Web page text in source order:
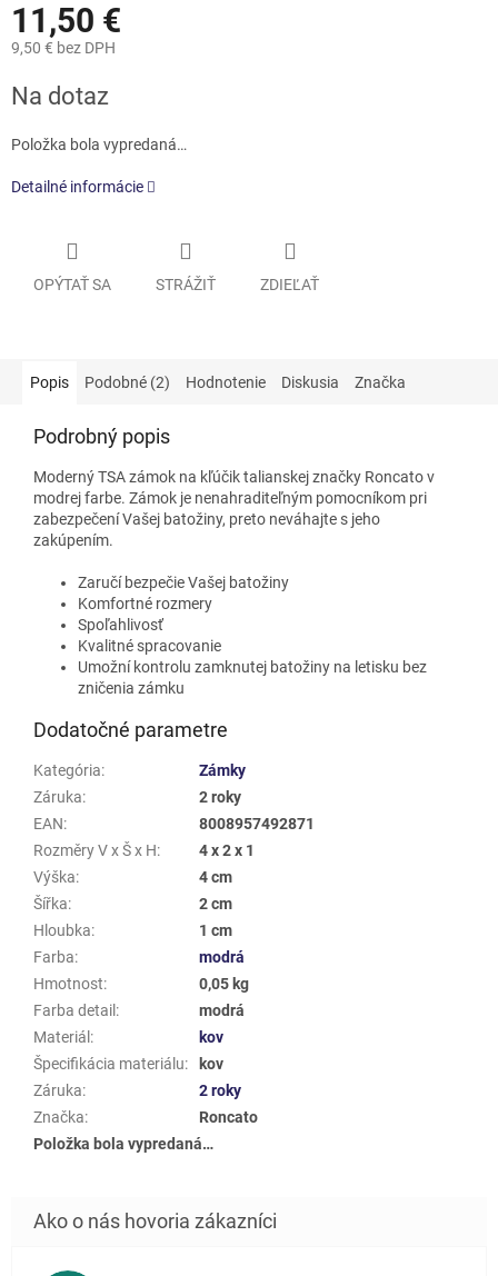
11,50 €
9,50 € bez DPH
cena:
Na dotaz
Položka bola vypredaná…
Detailné informácie
OPÝTAŤ SA STRÁŽIŤ ZDIEĽAŤ
Popis Podobné (2) Hodnotenie Diskusia Značka
Podrobný popis
Moderný TSA zámok na kľúčik talianskej značky Roncato v
modrej farbe. Zámok je nenahraditeľným pomocníkom pri
zabezpečení Vašej batožiny, preto neváhajte s jeho
zakúpením.
Zaručí bezpečie Vašej batožiny
Komfortné rozmery
Spoľahlivosť
Kvalitné spracovanie
Umožní kontrolu zamknutej batožiny na letisku bez
zničenia zámku
Dodatočné parametre
Kategória:
Zámky
Záruka:
2 roky
EAN:
8008957492871
Rozměry V x Š x H:
4 x 2 x 1
Výška:
4 cm
Šířka:
2 cm
Hloubka:
1 cm
Farba:
modrá
Hmotnost:
0,05 kg
Farba detail :
modrá
Materiál :
kov
Špecifikácia materiálu:
kov
Záruka:
2 roky
Značka:
Roncato
Položka bola vypredaná…